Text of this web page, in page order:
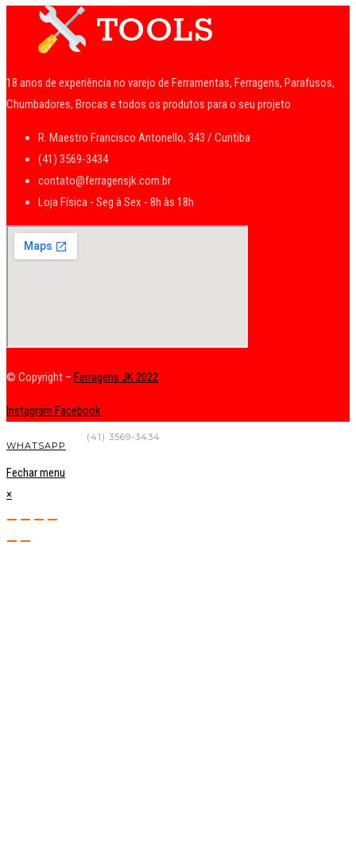
18 anos de experiência no varejo de Ferramentas, Ferragens, Parafusos,
Chumbadores, Brocas e todos os produtos para o seu projeto
R. Maestro Francisco Antonello, 343 / Curitiba
(41) 3569-3434
contato@ferragensjk.com.br
Loja Física - Seg à Sex - 8h às 18h
© Copyright – Ferragens JK 2022
Instagram Facebook
(41) 3569-3434
WHATSAPP
Fechar menu
×